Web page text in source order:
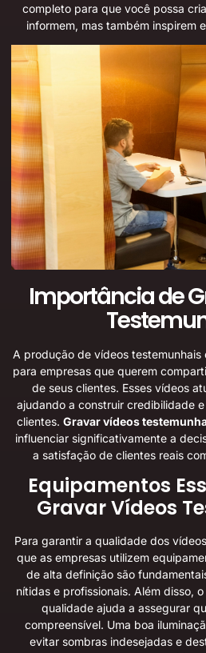
completo para que você possa
informem, mas também inspirem
Importância de
A produção de vídeos
para empresas que querem
de seus clientes. Esses vídeos
ajudando a construir credibilidade
clientes. Gravar vídeos
influenciar significativamente a
a satisfação de clientes reais
Equipamentos
Gravar Vídeos
Para garantir a qualidade dos
que as empresas utilizem
de alta definição são
nítidas e profissionais. Além disso,
qualidade ajuda a assegurar
compreensível. Uma boa
evitar sombras indesejadas e